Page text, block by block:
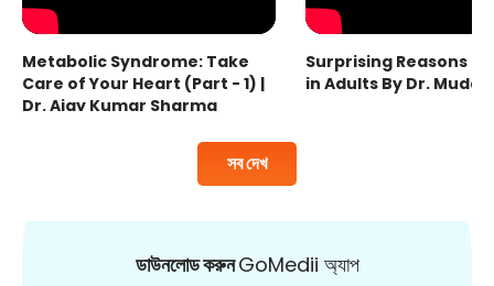
সব দেখ
Metabolic Syndrome: Take
Care of Your Heart (Part - 1) |
Dr. Ajay Kumar Sharma
Surprising Reasons
in Adults By Dr.
ডাউনলোড করুনGoMedii অ্যাপ